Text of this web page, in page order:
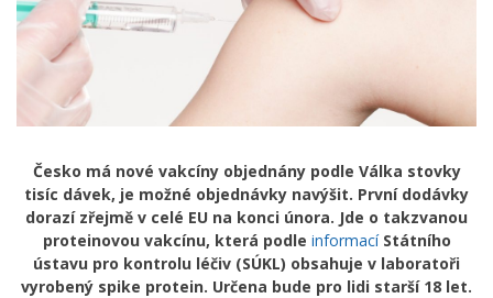
Česko má nové vakcíny objednány podle Válka stovky
tisíc dávek, je možné objednávky navýšit. První dodávky
dorazí zřejmě v celé EU na konci února. Jde o takzvanou
proteinovou vakcínu, která podle informacíStátního
ústavu pro kontrolu léčiv (SÚKL) obsahuje v laboratoři
vyrobený spike protein. Určena bude pro lidi starší 18 let.